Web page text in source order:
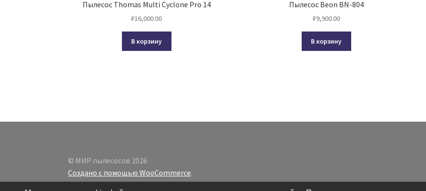
Пылесос Thomas Multi Cyclone Pro 14
₽16,000.00
В корзину
Пылесос Beon BN-804
₽9,900.00
В корзину
© МИР пылесосов 2026
Создано с помощью WooCommerce.